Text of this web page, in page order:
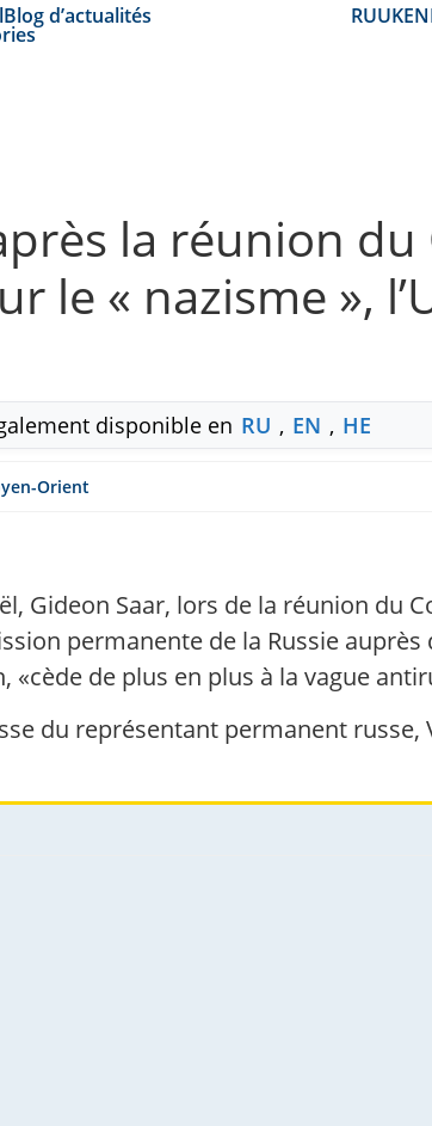
Blog d’actualités RUUKEN
la réunion du
le « nazisme »,
disponible en RU , EN , HE
Orient
Gideon Saar, lors de la réunion du
permanente de la Russie auprès
de plus en plus à la vague
du représentant permanent russe,